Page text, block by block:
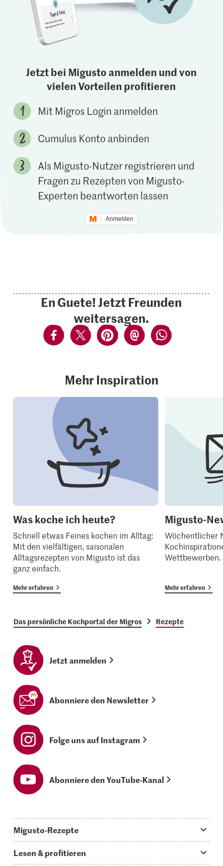
Jetzt bei Migusto anmelden und von
vielen Vorteilen profitieren
Mit Migros Login anmelden
Cumulus Konto anbinden
Als Migusto-Nutzer registrieren und
Fragen zu Rezepten von Migusto-
Experten beantworten lassen
Anmelden
En Guete! Jetzt Freunden
weitersagen.
Mehr Inspiration
Was koche ich heute?
Schnell etwas Feines kochen im Alltag:
Mit den vielfältigen, saisonalen
Alltagsrezepten von Migusto ist das
ganz einfach.
Mehr erfahren
Migusto-
Wöchentlicher
Wettbewerben.
Mehr erfahren
Das persönliche Kochportal der Migros Rezepte
Jetzt anmelden
Abonniere den Newsletter
Folge uns auf Instagram
Abonniere den YouTube-Kanal
Migusto-Rezepte
Lesen & profitieren